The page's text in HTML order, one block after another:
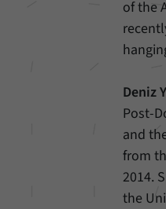
of the
Deniz
Post-
and
from
2014.
the
30 Minuten
Mit
über den
unserer